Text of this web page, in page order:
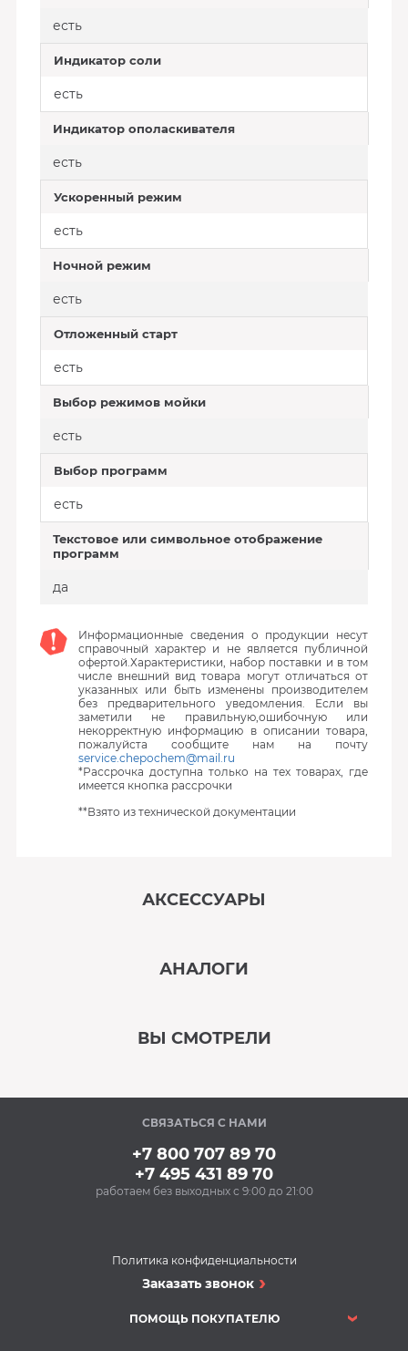
есть
Индикатор соли
есть
Индикатор ополаскивателя
есть
Ускоренный режим
есть
Ночной режим
есть
Отложенный старт
есть
Выбор режимов мойки
есть
Выбор программ
есть
Текстовое или символьное отображение
программ
да
Информационные сведения о продукции несут
справочный характер и не является публичной
офертой.Характеристики, набор поставки и в том
числе внешний вид товара могут отличаться от
указанных или быть изменены производителем
без предварительного уведомления. Если вы
заметили не правильную,ошибочную или
некорректную информацию в описании товара,
пожалуйста сообщите нам на почту
service.chepochem@mail.ru
*Рассрочка доступна только на тех товарах, где
имеется кнопка рассрочки
**Взято из технической документации
АКСЕССУАРЫ
машин BON BN-165
(500 мл)
300 Р
АНАЛОГИ
Посудомоечная
машина SMEG blv2ro-1
ВЫ СМОТРЕЛИ
В наличии
СВЯЗАТЬСЯ С НАМИ
+7 800 707 89 70
+7 495 431 89 70
работаем без выходных с 9:00 до 21:00
Политика конфиденциальности
Заказать звонок
ПОМОЩЬ ПОКУПАТЕЛЮ